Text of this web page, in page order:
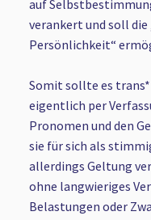
auf
verankert und soll
Persönlichkeit“
Somit sollte es
eigentlich per
Pronomen und den
sie für sich als
allerdings Geltung
ohne langwieriges
Belastungen oder